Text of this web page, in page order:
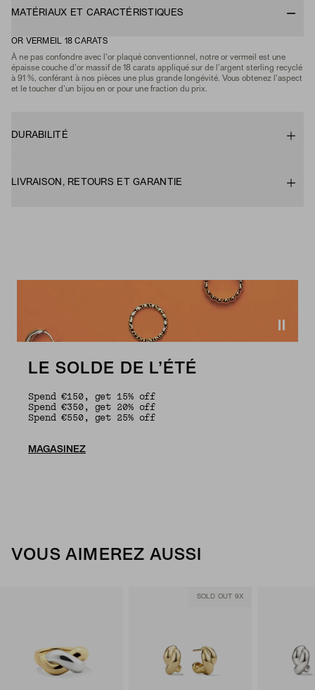
MATÉRIAUX ET CARACTÉRISTIQUES
OR VERMEIL 18 CARATS
À ne pas confondre avec l'or plaqué conventionnel, notre or vermeil est une
épaisse couche d'or massif de 18 carats appliqué sur de l'argent sterling recyclé
à 91 %, conférant à nos pièces une plus grande longévité. Vous obtenez l'aspect
et le toucher d'un bijou en or pour une fraction du prix.
DURABILITÉ
LIVRAISON, RETOURS ET GARANTIE
LE SOLDE DE L’ÉTÉ
Spend €150, get 15% off
Spend €350, get 20% off
Spend €550, get 25% off
MAGASINEZ
VOUS AIMEREZ AUSSI
SOLD OUT 9X